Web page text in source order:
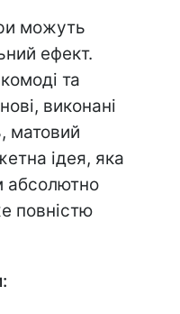
можуть
ефект.
та
виконані
матовий
ідея, яка
абсолютно
повністю